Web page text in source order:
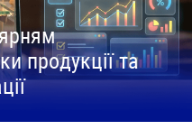
продукції та